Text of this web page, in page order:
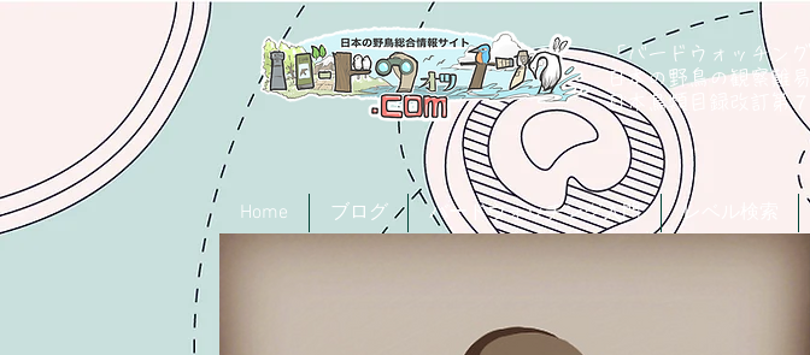
「バードウォッチン
日本の野鳥の観察難
日本鳥類目録改訂第
Home ブログ バードウォッチング入門 レベル検索